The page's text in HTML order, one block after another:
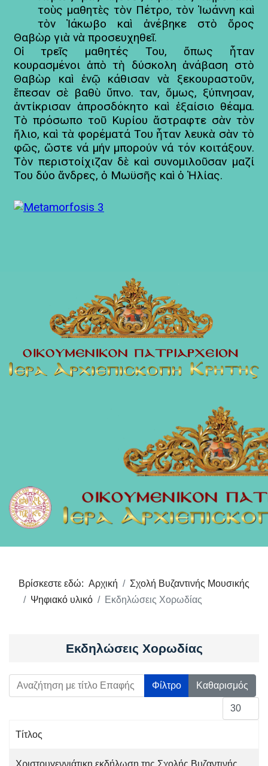
Βρίσκεστε εδώ: Αρχική
Σχολή Βυζαντινής Μουσικής
Ψηφιακό υλικό
Εκδηλώσεις Χορωδίας
Εκδηλώσεις Χορωδίας
Αναζήτηση με τίτλο Επαφής Φίλτρο
Καθαρισμός
Εμφάνιση
Τίτλος
Χριστουγεννιάτικη εκδήλωση της Σχολής Βυζαντινής